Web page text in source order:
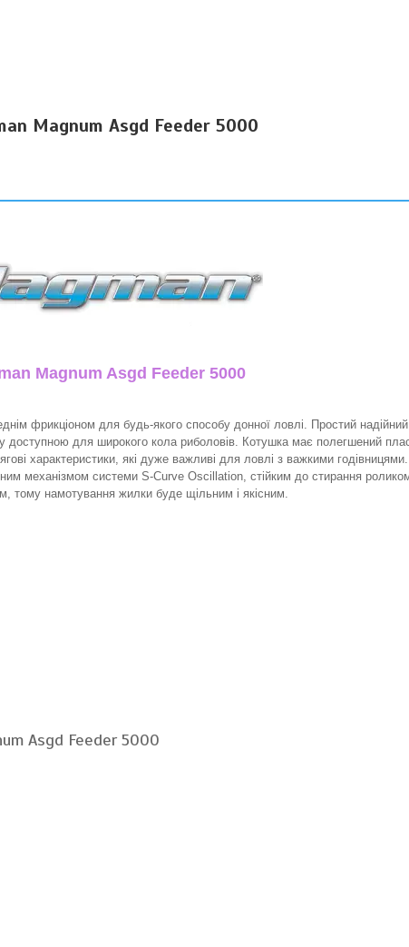
Magnum Asgd Feeder 5000
Magnum Asgd Feeder 5000
фрикціоном для будь-якого способу донної ловлі. Простий
доступною для широкого кола риболовів. Котушка має полегшений
характеристики, які дуже важливі для ловлі з важкими
механізмом системи S-Curve Oscillation, стійким до стирання
тому намотування жилки буде щільним і якісним.
Asgd Feeder 5000